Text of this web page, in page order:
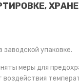
упаковке.
меры для